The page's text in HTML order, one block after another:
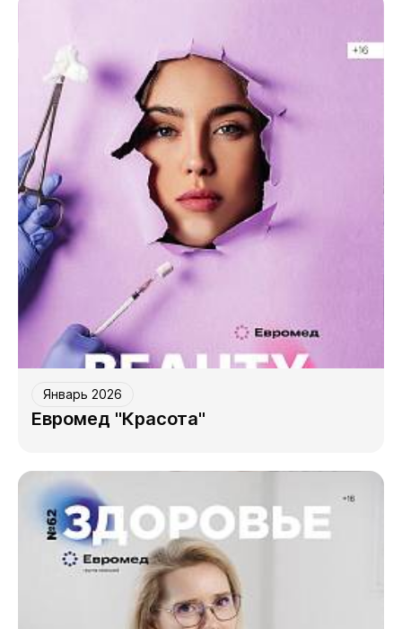
Январь 2026
Евромед "Красота"